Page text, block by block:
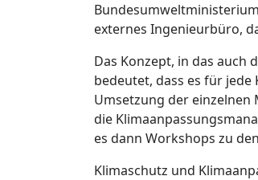
externes Ingenieurbüro,
Das Konzept, in das auch
bedeutet, dass es für
Umsetzung der
die
es dann Workshops zu
Klimaschutz und